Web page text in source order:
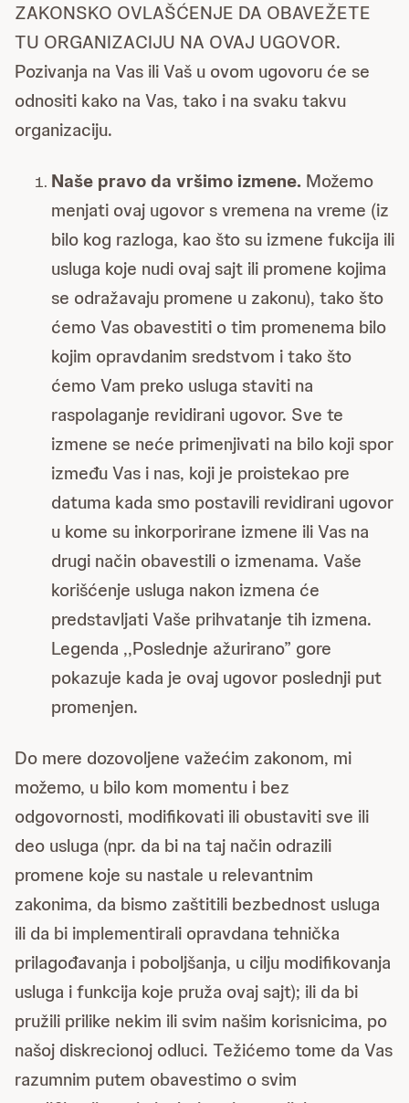
ZAKONSKO OVLAŠĆENJE DA OBAVEŽETE
TU ORGANIZACIJU NA OVAJ UGOVOR.
Pozivanja na Vas ili Vaš u ovom ugovoru će se
odnositi kako na Vas, tako i na svaku takvu
organizaciju.
Naše pravo da vršimo izmene. Možemo
menjati ovaj ugovor s vremena na vreme (iz
bilo kog razloga, kao što su izmene fukcija ili
usluga koje nudi ovaj sajt ili promene kojima
se odražavaju promene u zakonu), tako što
ćemo Vas obavestiti o tim promenema bilo
kojim opravdanim sredstvom i tako što
ćemo Vam preko usluga staviti na
raspolaganje revidirani ugovor. Sve te
izmene se neće primenjivati na bilo koji spor
između Vas i nas, koji je proistekao pre
datuma kada smo postavili revidirani ugovor
u kome su inkorporirane izmene ili Vas na
drugi način obavestili o izmenama. Vaše
korišćenje usluga nakon izmena će
predstavljati Vaše prihvatanje tih izmena.
Legenda ,,Poslednje ažurirano” gore
pokazuje kada je ovaj ugovor poslednji put
promenjen.
Do mere dozovoljene važećim zakonom, mi
možemo, u bilo kom momentu i bez
odgovornosti, modifikovati ili obustaviti sve ili
deo usluga (npr. da bi na taj način odrazili
promene koje su nastale u relevantnim
zakonima, da bismo zaštitili bezbednost usluga
ili da bi implementirali opravdana tehnička
prilagođavanja i poboljšanja, u cilju modifikovanja
usluga i funkcija koje pruža ovaj sajt); ili da bi
pružili prilike nekim ili svim našim korisnicima, po
našoj diskrecionoj odluci. Težićemo tome da Vas
razumnim putem obavestimo o svim